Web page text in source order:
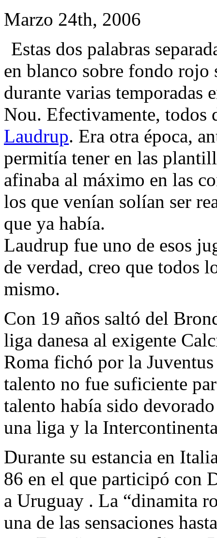
Marzo 24th, 2006
Estas dos palabras
en blanco sobre fondo rojo
durante varias temporadas
Nou. Efectivamente, todos
Laudrup. Era otra época,
permitía tener en las
afinaba al máximo en las
los que venían solían ser
que ya había.
Laudrup fue uno de esos
de verdad, creo que todos
mismo.
Con 19 años saltó del
liga danesa al exigente
Roma fichó por la
talento no fue suficiente
talento había sido
una liga y la
Durante su estancia en
86 en el que participó con
a Uruguay . La “dinamita
una de las sensaciones